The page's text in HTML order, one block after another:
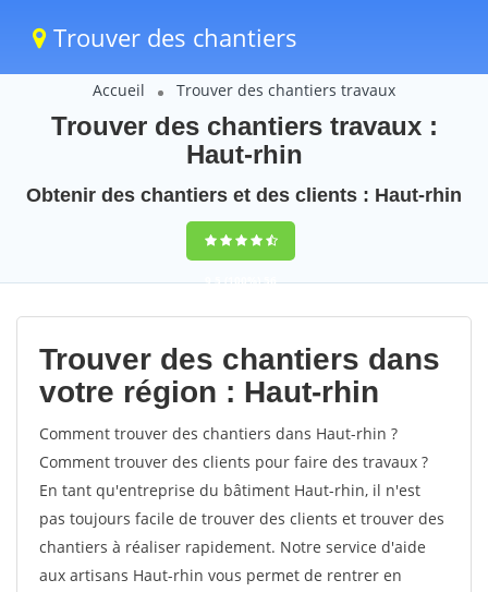
Trouver des chantiers
Accueil Trouver des chantiers travaux
Trouver des chantiers travaux :
Haut-rhin
Obtenir des chantiers et des clients : Haut-rhin
9,5(100%)56
votes
Trouver des chantiers dans
votre région : Haut-rhin
Comment trouver des chantiers dans Haut-rhin ?
Comment trouver des clients pour faire des travaux ?
En tant qu'entreprise du bâtiment Haut-rhin, il n'est
pas toujours facile de trouver des clients et trouver des
chantiers à réaliser rapidement. Notre service d'aide
aux artisans Haut-rhin vous permet de rentrer en